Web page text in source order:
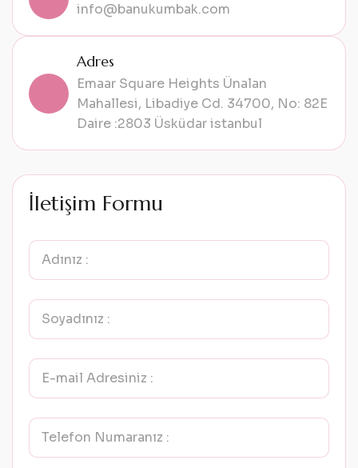
info@banukumbak.com
Adres
Emaar Square Heights Ünalan
Mahallesi, Libadiye Cd. 34700, No: 82E
Daire :2803 Üsküdar istanbul
İletişim Formu